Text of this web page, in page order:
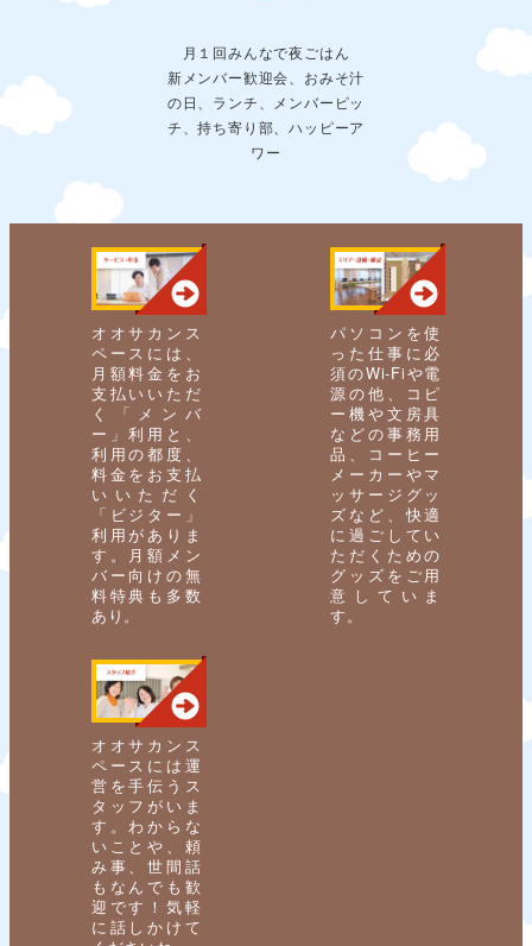
月１回みんなで夜ごはん
新メンバー歓迎会、おみそ汁
の日、ランチ、メンバーピッ
チ、持ち寄り部、ハッピーア
ワー
オオサカンス
ペースには、
月額料金をお
支払いいただ
く「メンバ
ー」利用と、
利用の都度、
料金をお支払
いいただく
「ビジター」
利用がありま
す。月額メン
バー向けの無
料特典も多数
あり。
パソコンを使
った仕事に必
須のWi-Fiや電
源の他、コピ
ー機や文房具
などの事務用
品、コーヒー
メーカーやマ
ッサージグッ
ズなど、快適
に過ごしてい
ただくための
グッズをご用
意していま
す。
オオサカンス
ペースには運
営を手伝うス
タッフがいま
す。わからな
いことや、頼
み事、世間話
もなんでも歓
迎です！気軽
に話しかけて